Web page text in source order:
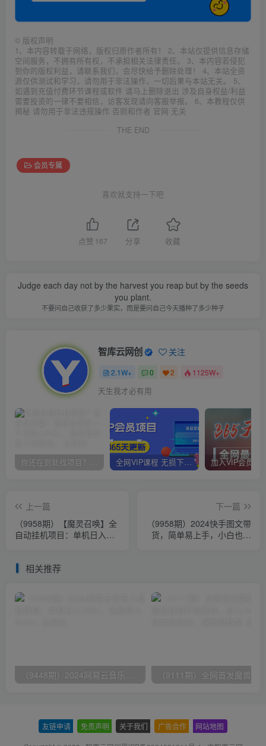
© 版权声明
1、本内容转载于网络，版权归原作者所有！ 2、本站仅提供信息存储
空间服务，不拥有所有权，不承担相关法律责任。 3、本内容若侵犯
到你的版权利益，请联系我们，会尽快给予删除处理！ 4、本站全资
源仅供测试和学习，请勿用于非法操作，一切后果与本站无关。 5、
如遇到充值付费环节课程或软件 请马上删除退出 涉及自身权益/利益
需要投资的一律不要相信，访客发现请向客服举报。 6、本教程仅供
揭秘 请勿用于非法违规操作 否则和作者 官网 无关
THE END
会员专属
喜欢就支持一下吧
点赞 167 分享 收藏
Judge each day not by the harvest you reap but by the seeds
you plant.
不要问自己收获了多少果实，而是要问自己今天播种了多少种子
智库云网创 关注
2.1W+ 0 2 1125W+
天生我才必有用
你还在到处找项目？还在当韭菜？我靠卖项目一个月收入5万+，曾经我也是个失败者。 全网VIP课程 无损下载~
上一篇
（9958期）【魔灵召唤】全
自动挂机项目：单机日入
下一篇
（9958期）2024快手图文带
货，简单易上手，小白也轻
相关推荐
友链申请 免责声明 关于我们 广告合作 网站地图